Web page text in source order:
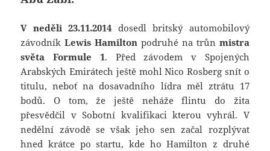
V neděli 23.11.2014 dosedl britský automobilový
závodníkLewis Hamilton podruhé na trůn mistra
světa Formule 1. Před závodem v Spojených
Arabských Emirátech ještě mohl Nico Rosberg snít o
titulu, neboť na dosavadního lídra měl ztrátu 17
bodů. O tom, že ještě neháže flintu do žita
přesvědčil v Sobotní kvalifikaci kterou vyhrál. V
nedělní závodě se však jeho sen začal rozplývat
hned krátce po startu, kde ho Hamilton z druhé